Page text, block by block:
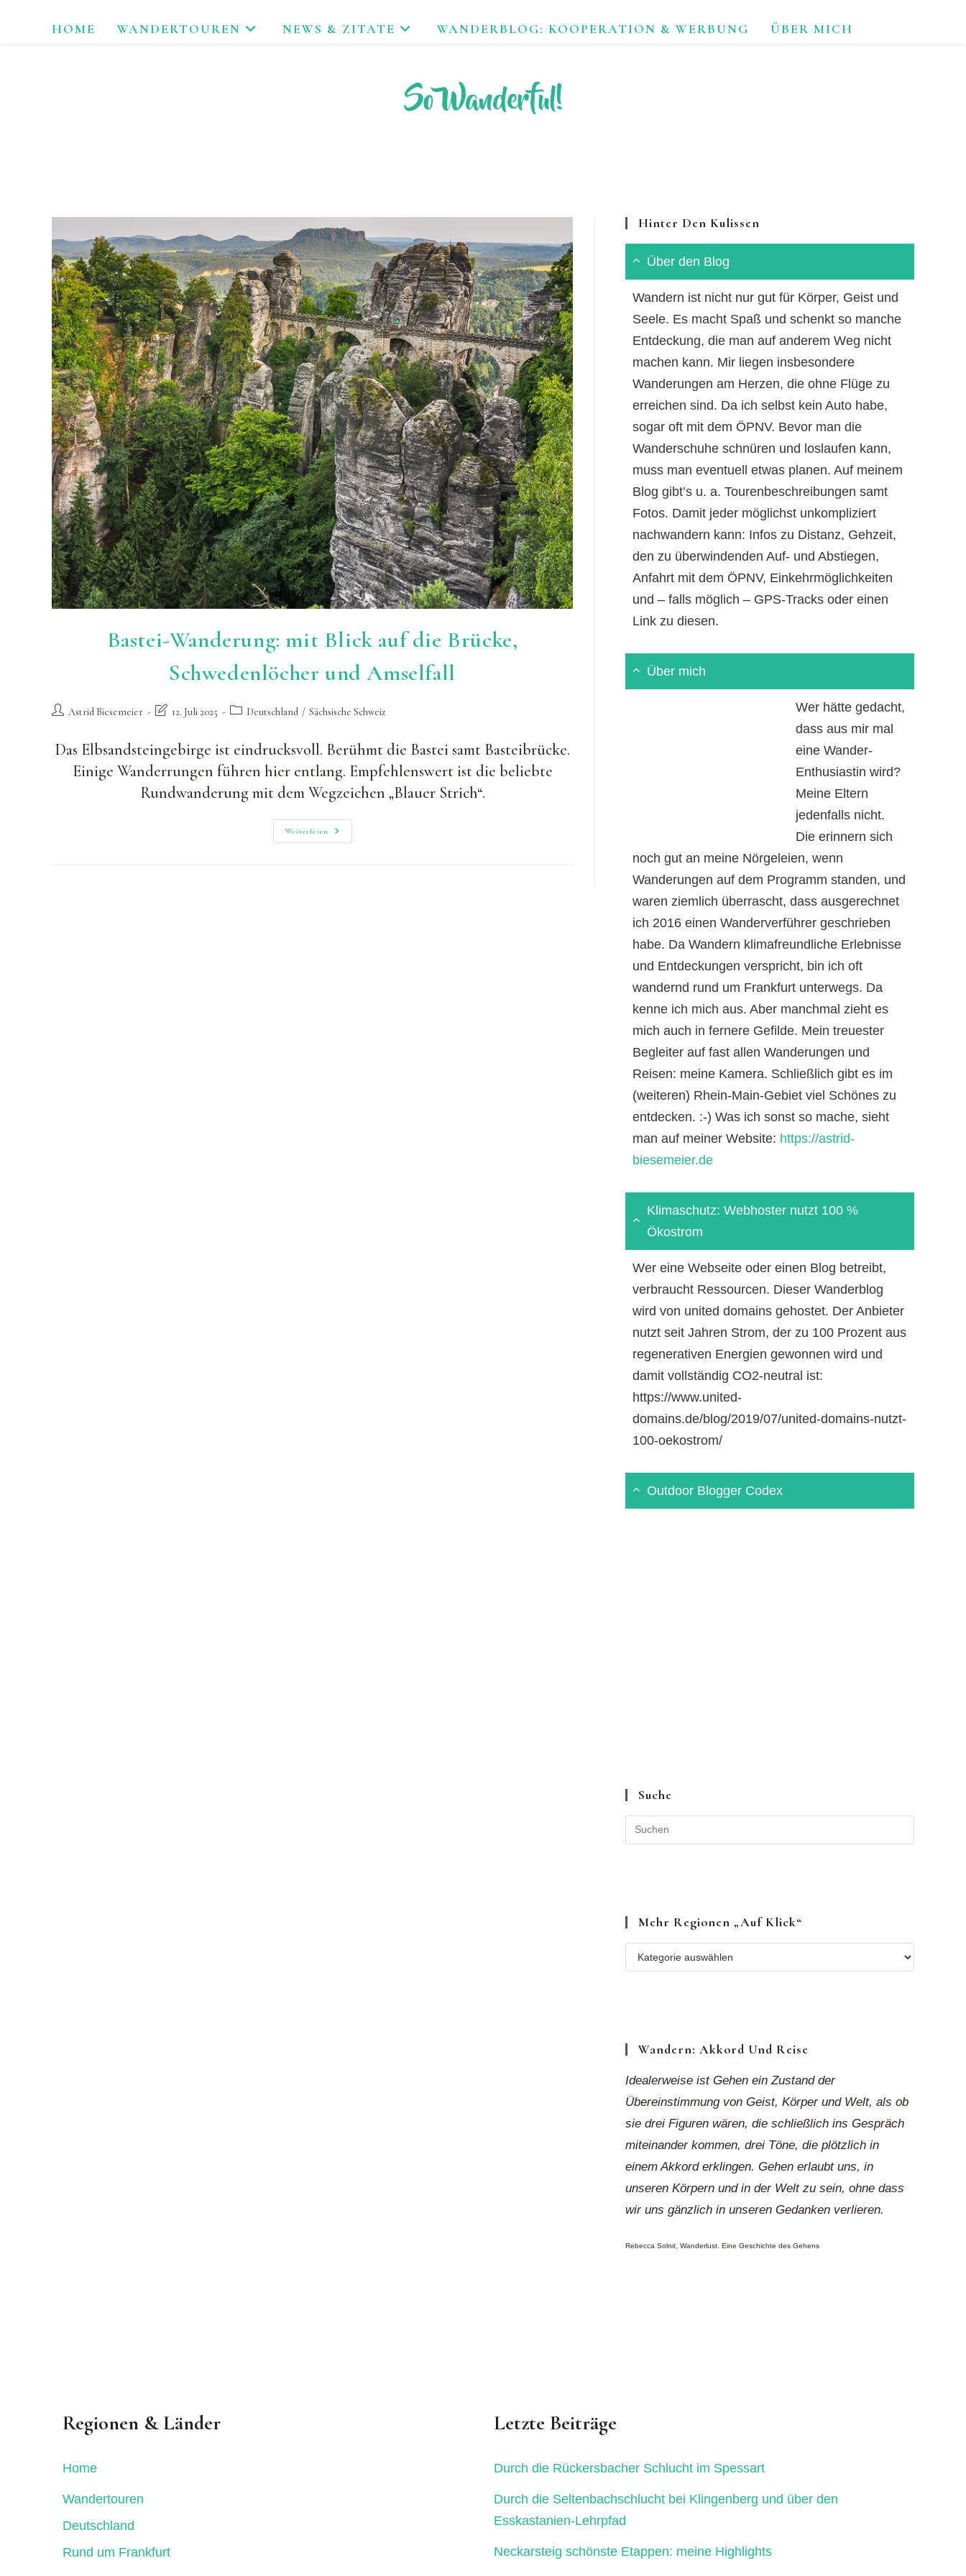
HOME WANDERTOUREN NEWS & ZITATE WANDERBLOG: KOOPERATION & WERBUNG ÜBER MICH
Bastei-Wanderung: mit Blick auf die Brücke,
Schwedenlöcher und Amselfall
Beitrags-Astrid Biesemeier
Beitrag
geändert
am:
12. Juli 2025
Beitrags-Deutschland / Sächsische Schweiz
Das Elbsandsteingebirge ist eindrucksvoll. Berühmt die Bastei samt Basteibrücke.
Einige Wanderrungen führen hier entlang. Empfehlenswert ist die beliebte
Rundwanderung mit dem Wegzeichen „Blauer Strich“.
Weiterlesen
Bastei-
Wanderung:
Hinter Den Kulissen
Über den Blog
Wandern ist nicht nur gut für Körper, Geist und
Seele. Es macht Spaß und schenkt so manche
Entdeckung, die man auf anderem Weg nicht
machen kann. Mir liegen insbesondere
Wanderungen am Herzen, die ohne Flüge zu
erreichen sind. Da ich selbst kein Auto habe,
sogar oft mit dem ÖPNV. Bevor man die
Wanderschuhe schnüren und loslaufen kann,
muss man eventuell etwas planen. Auf meinem
Blog gibt’s u. a. Tourenbeschreibungen samt
Fotos. Damit jeder möglichst unkompliziert
nachwandern kann: Infos zu Distanz, Gehzeit,
den zu überwindenden Auf- und Abstiegen,
Anfahrt mit dem ÖPNV, Einkehrmöglichkeiten
und – falls möglich – GPS-Tracks oder einen
Link zu diesen.
Über mich
Wer hätte gedacht,
dass aus mir mal
eine Wander-
Enthusiastin wird?
Meine Eltern
jedenfalls nicht.
Die erinnern sich
noch gut an meine Nörgeleien, wenn
Wanderungen auf dem Programm standen, und
waren ziemlich überrascht, dass ausgerechnet
ich 2016 einen Wanderverführer geschrieben
habe. Da Wandern klimafreundliche Erlebnisse
und Entdeckungen verspricht, bin ich oft
wandernd rund um Frankfurt unterwegs. Da
kenne ich mich aus. Aber manchmal zieht es
mich auch in fernere Gefilde. Mein treuester
Begleiter auf fast allen Wanderungen und
Reisen: meine Kamera. Schließlich gibt es im
(weiteren) Rhein-Main-Gebiet viel Schönes zu
entdecken. :-) Was ich sonst so mache, sieht
man auf meiner Website: https://astrid-
biesemeier.de
Klimaschutz: Webhoster nutzt 100 %
Ökostrom
Wer eine Webseite oder einen Blog betreibt,
verbraucht Ressourcen. Dieser Wanderblog
wird von united domains gehostet. Der Anbieter
nutzt seit Jahren Strom, der zu 100 Prozent aus
regenerativen Energien gewonnen wird und
damit vollständig CO2-neutral ist:
https://www.united-
domains.de/blog/2019/07/united-domains-nutzt-
100-oekostrom/
Outdoor Blogger Codex
Suche
Mehr Regionen „auf Klick“
Mehr
Regionen
Wandern: Akkord Und Reise
Idealerweise ist Gehen ein Zustand der
Übereinstimmung von Geist, Körper und Welt, als ob
sie drei Figuren wären, die schließlich ins Gespräch
miteinander kommen, drei Töne, die plötzlich in
einem Akkord erklingen. Gehen erlaubt uns, in
unseren Körpern und in der Welt zu sein, ohne dass
wir uns gänzlich in unseren Gedanken verlieren.
Rebecca Solnit, Wanderlust. Eine Geschichte des Gehens
Regionen & Länder
Home
Wandertouren
Deutschland
Rund um Frankfurt
Letzte Beiträge
Durch die Rückersbacher Schlucht im Spessart
Durch die Seltenbachschlucht bei Klingenberg und über den
Esskastanien-Lehrpfad
Neckarsteig schönste Etappen: meine Highlights